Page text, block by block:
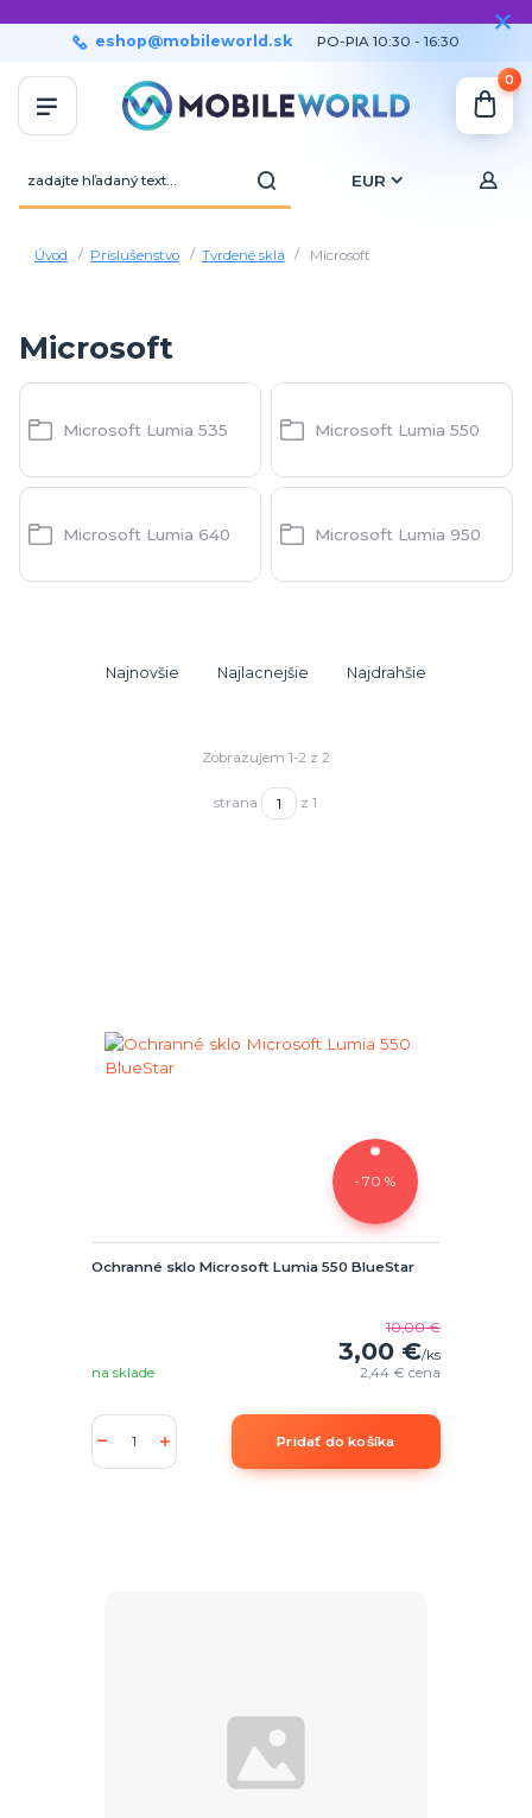
EUR
eshop@mobileworld.sk PO-PIA 10:30 - 16:30
0
Úvod Príslušenstvo Tvrdené sklá Microsoft
Microsoft
Microsoft Lumia 535 Microsoft Lumia 550
Microsoft Lumia 640 Microsoft Lumia 950
Najnovšie Najlacnejšie Najdrahšie
Zobrazujem 1-2 z 2
strana z 1
- 70 %
Ochranné sklo Microsoft Lumia 550 BlueStar
10,00 €
3,00 €/ks
2,44 €cena
na sklade
Pridať do košíka